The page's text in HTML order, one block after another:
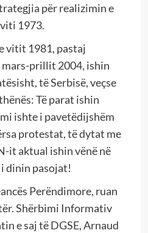
për realizimin e
1973.
vitit 1981, pastaj
prillit 2004, ishin
të Serbisë, veçse
Të parat ishin
ishte i pavetëdijshëm
protestat, të dytat me
it aktual ishin vënë në
dinin pasojat!
Perëndimore, ruan
Shërbimi Informativ
e saj të DGSE, Arnaud